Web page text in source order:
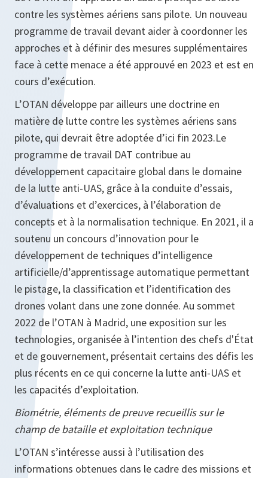
contre les systèmes aériens sans pilote. Un nouveau
programme de travail devant aider à coordonner les
approches et à définir des mesures supplémentaires
face à cette menace a été approuvé en 2023 et est en
cours d’exécution.
L’OTAN développe par ailleurs une doctrine en
matière de lutte contre les systèmes aériens sans
pilote, qui devrait être adoptée d’ici fin 2023.Le
programme de travail DAT contribue au
développement capacitaire global dans le domaine
de la lutte anti-UAS, grâce à la conduite d’essais,
d’évaluations et d’exercices, à l’élaboration de
concepts et à la normalisation technique. En 2021, il a
soutenu un concours d’innovation pour le
développement de techniques d’intelligence
artificielle/d’apprentissage automatique permettant
le pistage, la classification et l’identification des
drones volant dans une zone donnée. Au sommet
2022 de l’OTAN à Madrid, une exposition sur les
technologies, organisée à l’intention des chefs d'État
et de gouvernement, présentait certains des défis les
plus récents en ce qui concerne la lutte anti-UAS et
les capacités d’exploitation.
Biométrie, éléments de preuve recueillis sur le
champ de bataille et exploitation technique
L’OTAN s’intéresse aussi à l’utilisation des
informations obtenues dans le cadre des missions et